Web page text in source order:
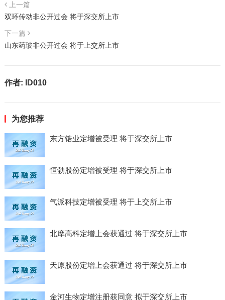
上一篇
双环传动非公开过会 将于深交所上市
下一篇
山东药玻非公开过会 将于上交所上市
作者: ID010
为您推荐
东方锆业定增被受理 将于深交所上市
恒勃股份定增被受理 将于深交所上市
气派科技定增被受理 将于上交所上市
北摩高科定增上会获通过 将于深交所上市
天原股份定增上会获通过 将于深交所上市
金河生物定增注册获同意 拟于深交所上市